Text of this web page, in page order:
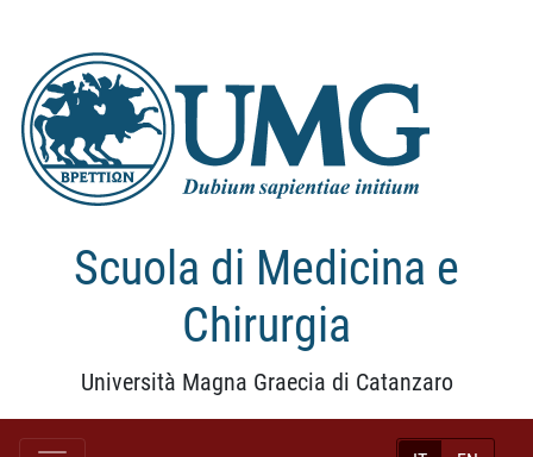
Scuola di Medicina e
Chirurgia
Università Magna Graecia di Catanzaro